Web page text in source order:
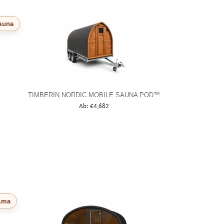
TIMBERIN NORDIC MOBILE SAUNA POD™
Ab: €4,682